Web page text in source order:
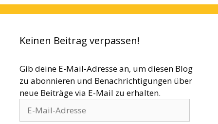
Keinen Beitrag verpassen!
Gib deine E-Mail-Adresse an, um diesen Blog
zu abonnieren und Benachrichtigungen über
neue Beiträge via E-Mail zu erhalten.
Mail-